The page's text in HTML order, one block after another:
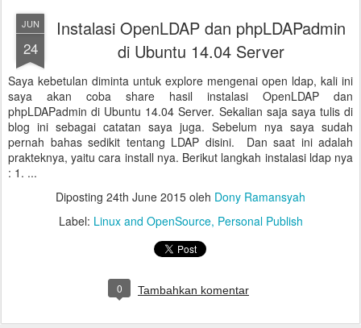
JUN
24
Instalasi OpenLDAP dan phpLDAPadmin
di Ubuntu 14.04 Server
Saya kebetulan diminta untuk explore mengenai open ldap, kali ini
saya akan coba share hasil instalasi OpenLDAP dan
phpLDAPadmin di Ubuntu 14.04 Server. Sekalian saja saya tulis di
blog ini sebagai catatan saya juga. Sebelum nya saya sudah
pernah bahas sedikit tentang LDAP disini. Dan saat ini adalah
prakteknya, yaitu cara install nya. Berikut langkah instalasi ldap nya
: 1. ...
Diposting 24th June 2015 oleh Dony Ramansyah
Label: Linux and OpenSource Personal Publish
0 Tambahkan komentar